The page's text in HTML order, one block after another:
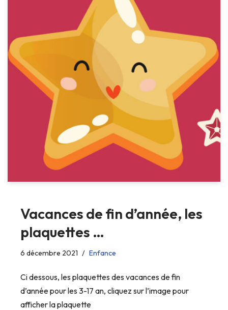
Vacances de fin d’année, les
plaquettes …
6 décembre 2021 Enfance
Ci dessous, les plaquettes des vacances de fin
d’année pour les 3-17 an, cliquez sur l’image pour
afficher la plaquette